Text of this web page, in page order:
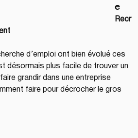
e
Recr
d’emploi ont bien évolué ces
désormais plus facile de trouver un
grandir dans une entreprise
faire pour décrocher le gros